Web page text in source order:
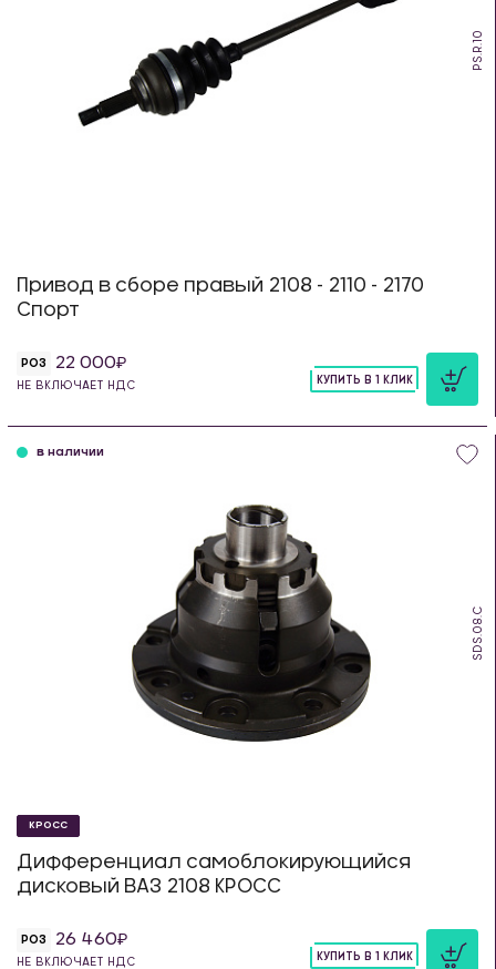
PS.R.10
Привод в сборе правый 2108 - 2110 - 2170
Спорт
РОЗ 22 000
НЕ ВКЛЮЧАЕТ НДС
КУПИТЬ В 1 КЛИК
SDS.08.C
в наличии
КРОСС
Дифференциал самоблокирующийся
дисковый ВАЗ 2108 КРОСС
РОЗ 26 460
НЕ ВКЛЮЧАЕТ НДС
КУПИТЬ В 1 КЛИК